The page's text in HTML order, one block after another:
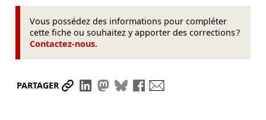
Vous possédez des informations pour compléter
cette fiche ou souhaitez y apporter des corrections ?
Contactez-nous.
PARTAGER Partager le lien
Partager sur LinkedIn
Partager sur Mastodon
Partager sur Bluesky
Partager sur Facebook